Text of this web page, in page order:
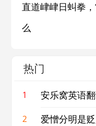
直道峍峍日虯拳
么
热门
1 安乐窝英语
2 爱憎分明是